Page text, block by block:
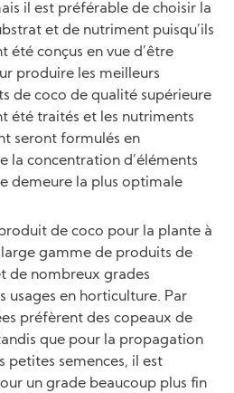
il est préférable de choisir la
et de nutriment puisqu’ils
été conçus en vue d’être
produire les meilleurs
de coco de qualité supérieure
été traités et les nutriments
seront formulés en
la concentration d’éléments
demeure la plus optimale
de coco pour la plante à
gamme de produits de
de nombreux grades
usages en horticulture. Par
préfèrent des copeaux de
que pour la propagation
petites semences, il est
un grade beaucoup plus fin